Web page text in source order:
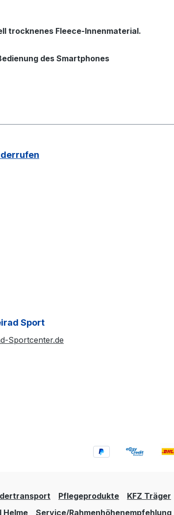
trocknenes Fleece-Innenmaterial.
des Smartphones
Sport
Sportcenter.de
Pflegeprodukte KFZ Träger
Helme Service/Rahmenhöhenempfehlung